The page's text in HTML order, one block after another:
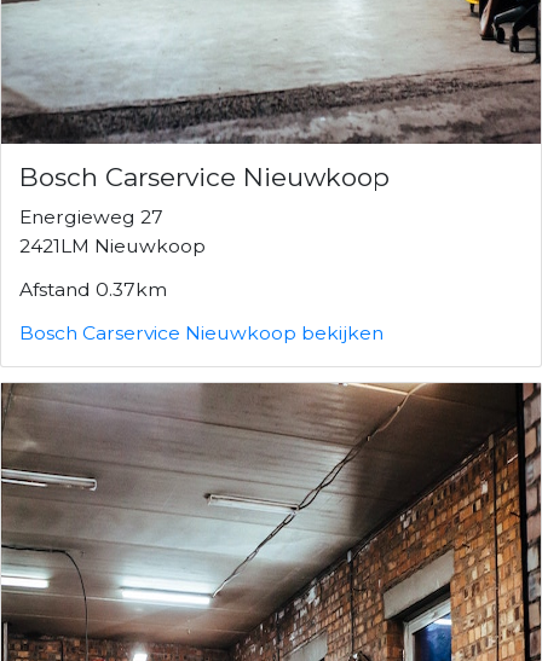
Bosch Carservice Nieuwkoop
Energieweg 27
2421LM Nieuwkoop
Afstand 0.37km
Bosch Carservice Nieuwkoop bekijken